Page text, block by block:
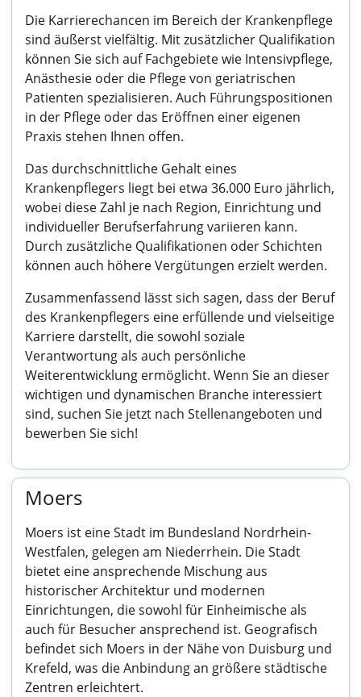
Die Karrierechancen im Bereich der Krankenpflege
sind äußerst vielfältig. Mit zusätzlicher Qualifikation
können Sie sich auf Fachgebiete wie Intensivpflege,
Anästhesie oder die Pflege von geriatrischen
Patienten spezialisieren. Auch Führungspositionen
in der Pflege oder das Eröffnen einer eigenen
Praxis stehen Ihnen offen.
Das durchschnittliche Gehalt eines
Krankenpflegers liegt bei etwa 36.000 Euro jährlich,
wobei diese Zahl je nach Region, Einrichtung und
individueller Berufserfahrung variieren kann.
Durch zusätzliche Qualifikationen oder Schichten
können auch höhere Vergütungen erzielt werden.
Zusammenfassend lässt sich sagen, dass der Beruf
des Krankenpflegers eine erfüllende und vielseitige
Karriere darstellt, die sowohl soziale
Verantwortung als auch persönliche
Weiterentwicklung ermöglicht. Wenn Sie an dieser
wichtigen und dynamischen Branche interessiert
sind, suchen Sie jetzt nach Stellenangeboten und
bewerben Sie sich!
Moers
Moers ist eine Stadt im Bundesland Nordrhein-
Westfalen, gelegen am Niederrhein. Die Stadt
bietet eine ansprechende Mischung aus
historischer Architektur und modernen
Einrichtungen, die sowohl für Einheimische als
auch für Besucher ansprechend ist. Geografisch
befindet sich Moers in der Nähe von Duisburg und
Krefeld, was die Anbindung an größere städtische
Zentren erleichtert.